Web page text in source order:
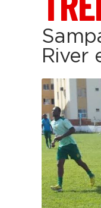
River